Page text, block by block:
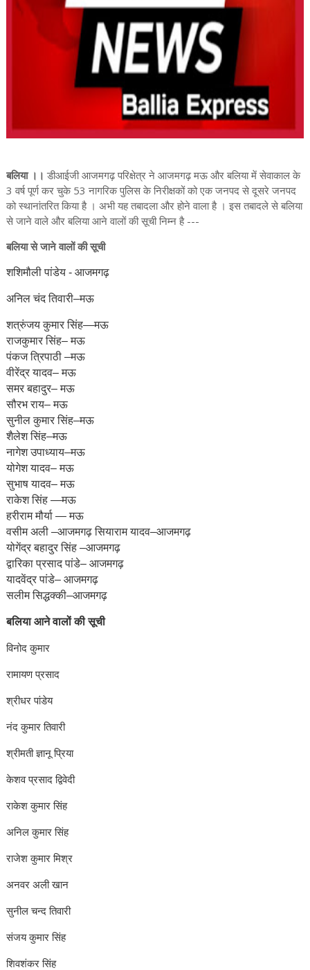
बलिया ।। डीआईजी आजमगढ़ परिक्षेत्र ने आजमगढ़ मऊ और बलिया में सेवाकाल के
3 वर्ष पूर्ण कर चुके 53 नागरिक पुलिस के निरीक्षकों को एक जनपद से दूसरे जनपद
को स्थानांतरित किया है । अभी यह तबादला और होने वाला है । इस तबादले से बलिया
से जाने वाले और बलिया आने वालों की सूची निम्न है ---
बलिया से जाने वालों की सूची
शशिमौली पांडेय - आजमगढ़
अनिल चंद तिवारी–मऊ
शत्रुंजय कुमार सिंह—मऊ
राजकुमार सिंह– मऊ
पंकज त्रिपाठी –मऊ
वीरेंद्र यादव– मऊ
समर बहादुर– मऊ
सौरभ राय– मऊ
सुनील कुमार सिंह–मऊ
शैलेश सिंह–मऊ
नागेश उपाध्याय–मऊ
योगेश यादव– मऊ
सुभाष यादव– मऊ
राकेश सिंह —मऊ
हरीराम मौर्या — मऊ
वसीम अली –आजमगढ़ सियाराम यादव–आजमगढ़
योगेंद्र बहादुर सिंह –आजमगढ़
द्वारिका प्रसाद पांडे– आजमगढ़
यादवेंद्र पांडे– आजमगढ़
सलीम सिद्धक्की–आजमगढ़
बलिया आने वालों की सूची
विनोद कुमार
रामायण प्रसाद
श्रीधर पांडेय
नंद कुमार तिवारी
श्रीमती ज्ञानू प्रिया
केशव प्रसाद द्विवेदी
राकेश कुमार सिंह
अनिल कुमार सिंह
राजेश कुमार मिश्र
अनवर अली खान
सुनील चन्द तिवारी
संजय कुमार सिंह
शिवशंकर सिंह